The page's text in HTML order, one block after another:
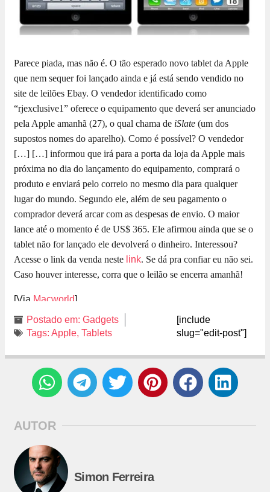
Parece piada, mas não é. O tão esperado novo tablet da Apple
que nem sequer foi lançado ainda e já está sendo vendido no
site de leilões Ebay. O vendedor identificado como
“rjexclusive1” oferece o equipamento que deverá ser anunciado
pela Apple amanhã (27), o qual chama de iSlate (um dos
supostos nomes do aparelho). Como é possível? O vendedor
[…] […] informou que irá para a porta da loja da Apple mais
próxima no dia do lançamento do equipamento, comprará o
produto e enviará pelo correio no mesmo dia para qualquer
lugar do mundo. Segundo ele, além de seu pagamento o
comprador deverá arcar com as despesas de envio. O maior
lance até o momento é de US$ 365. Ele afirmou ainda que se o
tablet não for lançado ele devolverá o dinheiro. Interessou?
Acesse o link da venda neste link. Se dá pra confiar eu não sei.
Caso houver interesse, corra que o leilão se encerra amanhã!
[Via Macworld]
Postado em: Gadgets
Tags: Apple, Tablets
[include
slug="edit-post"]
AUTOR
Simon Ferreira